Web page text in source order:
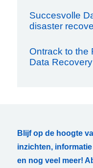
Succesvolle
disaster
Ontrack to the
Data Recovery
Blijf op de hoogte
inzichten,
en nog veel meer!